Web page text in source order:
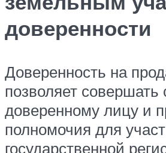
доверенности
Доверенность на
позволяет совершать
доверенному лицу и
полномочия для
государственной